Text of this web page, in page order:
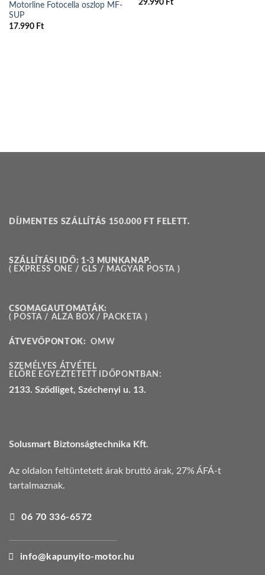
Motorline Fotocella oszlop MF-
SUP
17.990 Ft
29.990 Ft
DÍJMENTES SZÁLLÍTÁS 150.000 FT FELETT.
SZÁLLÍTÁSI IDŐ: 1-3 MUNKANAP.
( EXPRESS ONE / GLS / MAGYAR POSTA )
CSOMAGAUTOMATÁK:
( POSTA / ALZA BOX / PACKETA )
ÁTVEVŐPONTOK:OMW
SZEMÉLYES ÁTVÉTEL
ELŐRE EGYEZTETETT IDŐPONTBAN:
2133. Sződliget, Széchenyi u. 13.
Solusmart Biztonságtechnika Kft.
Az oldalon feltüntetett árak bruttó árak, 27% ÁFÁ-t
tartalmaznak.
06 70 336-6572
info@kapunyito-motor.hu